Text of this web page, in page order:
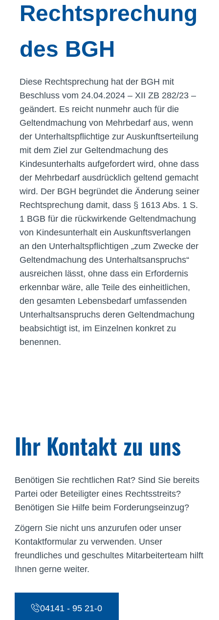
Rechtsprechung
des BGH
Diese Rechtsprechung hat der BGH mit
Beschluss vom 24.04.2024 – XII ZB 282/23 –
geändert. Es reicht nunmehr auch für die
Geltendmachung von Mehrbedarf aus, wenn
der Unterhaltspflichtige zur Auskunftserteilung
mit dem Ziel zur Geltendmachung des
Kindesunterhalts aufgefordert wird, ohne dass
der Mehrbedarf ausdrücklich geltend gemacht
wird. Der BGH begründet die Änderung seiner
Rechtsprechung damit, dass § 1613 Abs. 1 S.
1 BGB für die rückwirkende Geltendmachung
von Kindesunterhalt ein Auskunftsverlangen
an den Unterhaltspflichtigen „zum Zwecke der
Geltendmachung des Unterhaltsanspruchs“
ausreichen lässt, ohne dass ein Erfordernis
erkennbar wäre, alle Teile des einheitlichen,
den gesamten Lebensbedarf umfassenden
Unterhaltsanspruchs deren Geltendmachung
beabsichtigt ist, im Einzelnen konkret zu
benennen.
Ihr Kontakt zu uns
Benötigen Sie rechtlichen Rat? Sind Sie bereits
Partei oder Beteiligter eines Rechtsstreits?
Benötigen Sie Hilfe beim Forderungseinzug?
Zögern Sie nicht uns anzurufen oder unser
Kontaktformular zu verwenden. Unser
freundliches und geschultes Mitarbeiterteam hilft
Ihnen gerne weiter.
04141 - 95 21-0